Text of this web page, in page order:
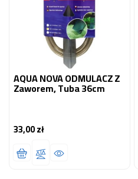
AQUA NOVA ODMULACZ Z
Zaworem, Tuba 36cm
33,00 złCena